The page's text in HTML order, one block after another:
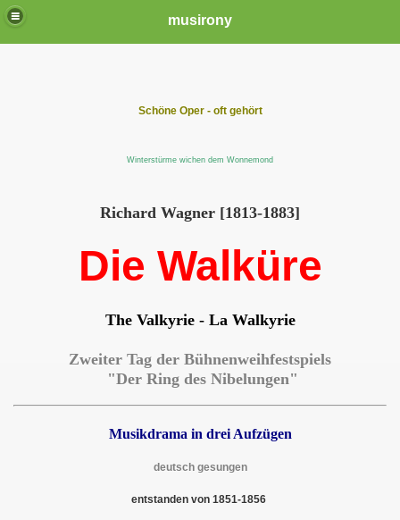
musirony
Schöne Oper - oft gehört
Winterstürme wichen dem Wonnemond
Richard Wagner [1813-1883]
Die Walküre
The Valkyrie - La Walkyrie
Zweiter Tag der Bühnenweihfestspiels
"Der Ring des Nibelungen"
Musikdrama in drei Aufzügen
deutsch gesungen
entstanden von 1851-1856